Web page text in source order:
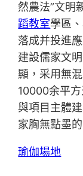
然農法”文明
蹈教室學區
落成并投進
建設儒家文
顯，采用無
10000余平
與項目主體
家胸無點墨
瑜伽場地